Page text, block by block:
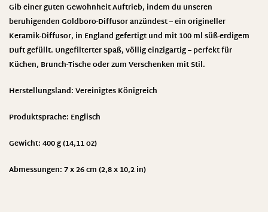
Gib einer guten Gewohnheit Auftrieb, indem du unseren
beruhigenden Goldboro-Diffusor anzündest – ein origineller
Keramik-Diffusor, in England gefertigt und mit 100 ml süß-erdigem
Duft gefüllt. Ungefilterter Spaß, völlig einzigartig – perfekt für
Küchen, Brunch-Tische oder zum Verschenken mit Stil.
Herstellungsland: Vereinigtes Königreich
Produktsprache: Englisch
Gewicht: 400 g (14,11 oz)
Abmessungen: 7 x 26 cm (2,8 x 10,2 in)